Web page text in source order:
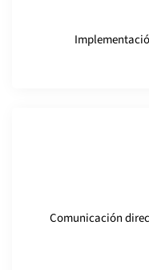
Comunicación